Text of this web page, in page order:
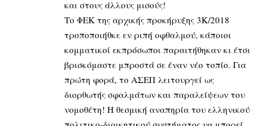
και στους άλλους μισούς!
Το ΦΕΚ της αρχικής προκήρυξης 3Κ/2018
τροποποιήθκε εν ριπή οφθαλμού, κάποιοι
κομματικοί εκπρόσωποι παραιτήθηκαν κι έτσι
βρισκόμαστε μπροστά σε έναν νέο τοπίο. Για
πρώτη φορά, το ΑΣΕΠ λειτουργεί ως
διορθωτής σφαλμάτων και παραλείψεων του
νομοθέτη! Η θεσμική αναπηρία του ελληνικού